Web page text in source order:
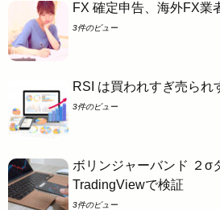
FX 確定申告、海外FX業
3件のビュー
RSI は買われすぎ売られ
3件のビュー
ボリンジャーバンド ２σ
TradingViewで検証
3件のビュー